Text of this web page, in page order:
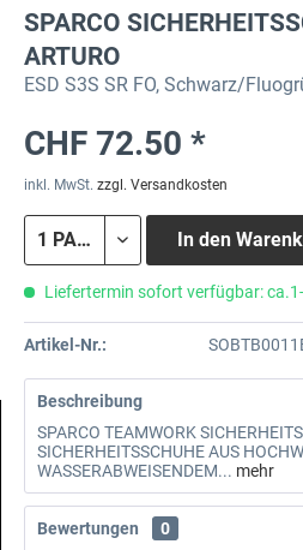
SPARCO
ARTURO
ESD S3S SR FO, Schwarz/
CHF 72.50 *
inkl. MwSt. zzgl. Versandkosten
In den
Liefertermin sofort verfügbar:
Artikel-Nr.:
Beschreibung
SPARCO TEAMWORK
SICHERHEITSSCHUHE AUS
WASSERABWEISENDEM... mehr
Bewertungen
0